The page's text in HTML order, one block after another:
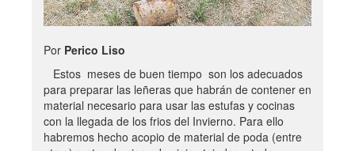
Por Perico Liso
Estos meses de buen tiempo son los adecuados
para preparar las leñeras que habrán de contener en
material necesario para usar las estufas y cocinas
con la llegada de los frios del Invierno. Para ello
habremos hecho acopio de material de poda (entre